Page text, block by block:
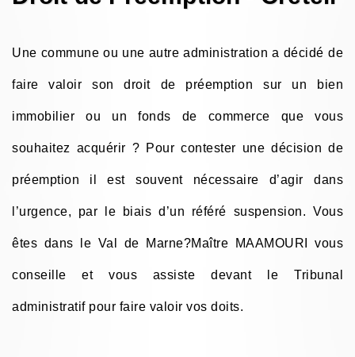
Une commune ou une autre administration a décidé de
faire valoir son droit de préemption sur un bien
immobilier ou un fonds de commerce que vous
souhaitez acquérir ? Pour contester une décision de
préemption il est souvent nécessaire d’agir dans
l’urgence, par le biais d’un référé suspension. Vous
êtes dans le Val de Marne?Maître MAAMOURI vous
conseille et vous assiste devant le Tribunal
administratif pour faire valoir vos doits.